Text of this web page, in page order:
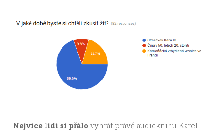
Nejvíce lidí si přálo vyhrát právě audioknihu Karel